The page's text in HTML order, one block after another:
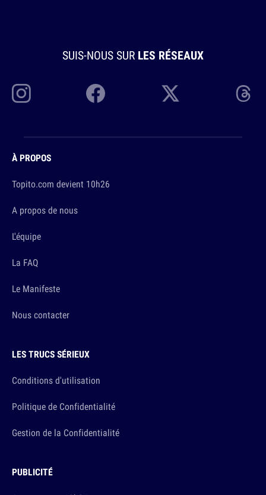
SUIS-NOUS SUR LES RÉSEAUX
À PROPOS
Topito.com devient 10h26
A propos de nous
L'équipe
La FAQ
Le Manifeste
Nous contacter
LES TRUCS SÉRIEUX
Conditions d'utilisation
Politique de Confidentialité
Gestion de la Confidentialité
PUBLICITÉ